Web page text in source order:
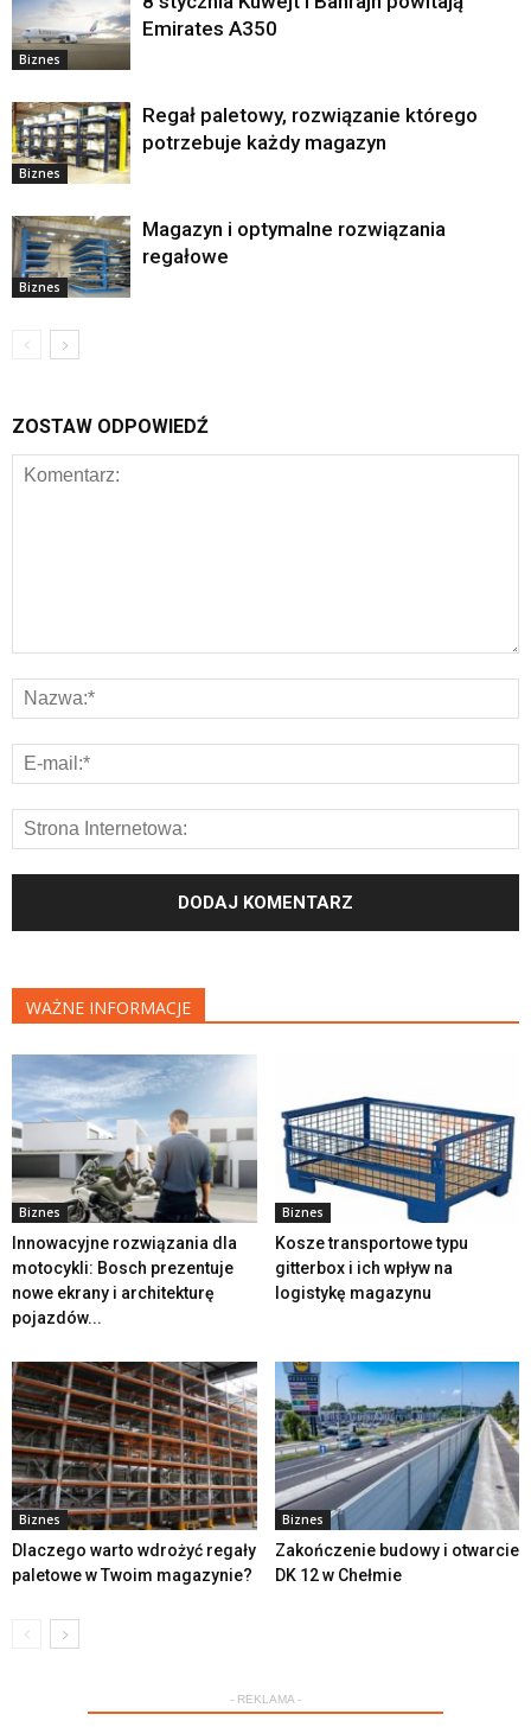
Biznes
Emirates A350
Biznes
Regał paletowy, rozwiązanie którego
potrzebuje każdy magazyn
Biznes
Magazyn i optymalne rozwiązania
regałowe
ZOSTAW ODPOWIEDŹ
WAŻNE INFORMACJE
Biznes
Innowacyjne rozwiązania dla
motocykli: Bosch prezentuje
nowe ekrany i architekturę
pojazdów...
Biznes
Kosze transportowe typu
gitterbox i ich wpływ na
logistykę magazynu
Biznes
Dlaczego warto wdrożyć regały
paletowe w Twoim magazynie?
Biznes
Zakończenie budowy i otwarcie
DK 12 w Chełmie
- REKLAMA -